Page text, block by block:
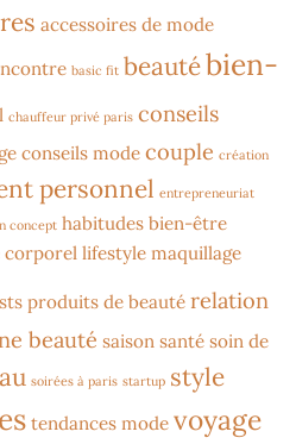
accessoires de mode
basic fit beautébien-
chauffeur privé paris conseils
conseils mode couple création
personnel entrepreneuriat
concept habitudes bien-être
corporel lifestyle maquillage
produits de beauté relation
beauté saison santé soin de
soirées à paris startup style
tendances mode voyage